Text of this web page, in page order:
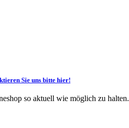
Sie uns bitte hier!
so aktuell wie möglich zu halten.